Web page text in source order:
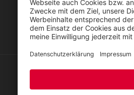
SAFEGUARD